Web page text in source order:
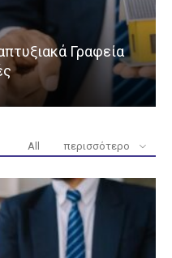
Γραφεία
All περισσότερο